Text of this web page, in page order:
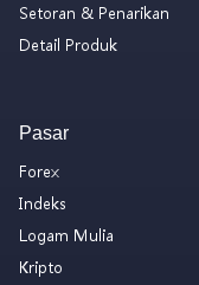
Setoran & Penarikan
Detail Produk
Pasar
Forex
Indeks
Logam Mulia
Kripto